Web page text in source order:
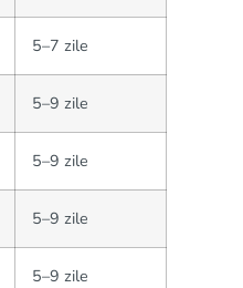
5–7 zile
5–9 zile
5–9 zile
5–9 zile
5–9 zile